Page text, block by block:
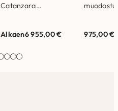
Catanzara
tyylikäs sohva, jossa
selkätyynyt ja kiinteät
Alkaen6 955,00€
sekä
975,00€